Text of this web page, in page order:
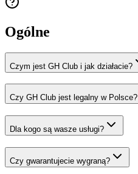
Ogólne
Czym jest GH Club i jak działacie?
Czy GH Club jest legalny w Polsce?
Dla kogo są wasze usługi?
Czy gwarantujecie wygraną?